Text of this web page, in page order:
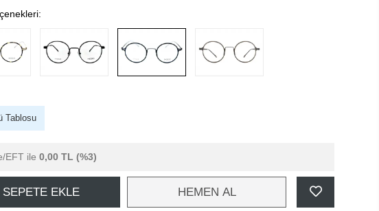
Tablosu
EFT ile 0,00 TL (%3)
SEPETE EKLE HEMEN AL